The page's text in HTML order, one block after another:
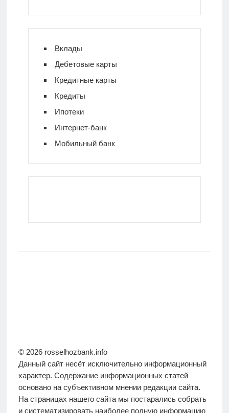
Вклады
Дебетовые карты
Кредитные карты
Кредиты
Ипотеки
Интернет-банк
Мобильный банк
© 2026 rosselhozbank.info
Данный сайт несёт исключительно информационный
характер. Содержание информационных статей
основано на субъективном мнении редакции сайта.
На страницах нашего сайта мы постарались собрать
и систематизировать наиболее полную информацию